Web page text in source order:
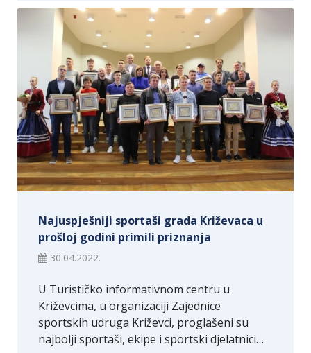
Najuspješniji sportaši grada Križevaca u
prošloj godini primili priznanja
30.04.2022.
U Turističko informativnom centru u
Križevcima, u organizaciji Zajednice
sportskih udruga Križevci, proglašeni su
najbolji sportaši, ekipe i sportski djelatnici…